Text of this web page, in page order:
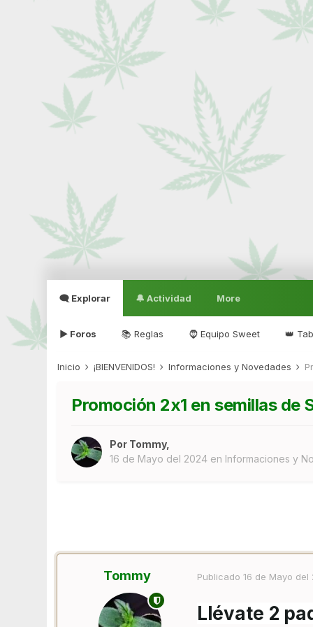
🗨 Explorar
▶ Foros 📚 Reglas 🧔 Equipo Sweet 👑
🔔 Actividad More
Inicio ¡BIENVENIDOS! Informaciones y Novedades
Promoción 2x1 en semillas de
Por Tommy,
16 de Mayo del 2024 en Informaciones y
Tommy Publicado16 de Mayo del
Llévate 2